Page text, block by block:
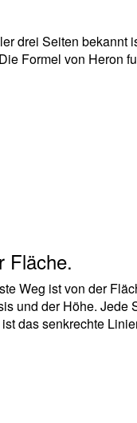
drei Seiten bekannt
Formel von Heron
Fläche.
Weg ist von der
und der Höhe. Jede
das senkrechte